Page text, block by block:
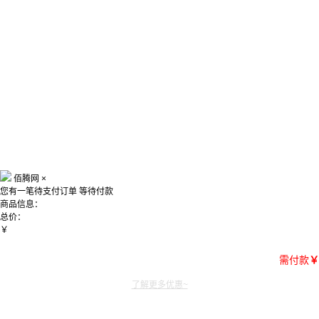
佰腾网 ×
您有一笔待支付订单 等待付款
商品信息：
总价：
￥
需付款￥
了解更多优惠~